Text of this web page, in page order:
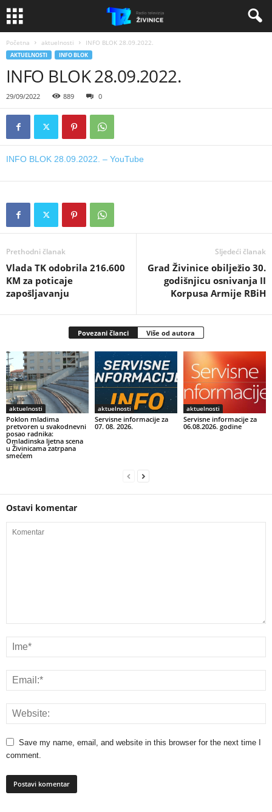
Početna aktuelnosti INFO BLOK 28.09.2022.
AKTUELNOSTI INFO BLOK
INFO BLOK 28.09.2022.
29/09/2022 889 0
INFO BLOK 28.09.2022. – YouTube
Prethodni članak
Vlada TK odobrila 216.600
KM za poticaje
zapošljavanju
Sljedeći članak
Grad Živinice obilježio 30.
godišnjicu osnivanja II
Korpusa Armije RBiH
Povezani članci Više od autora
aktuelnosti
Poklon mladima
pretvoren u svakodnevni
posao radnika:
Omladinska ljetna scena
u Živinicama zatrpana
smećem
aktuelnosti
Servisne informacije za
07. 08. 2026.
aktuelnosti
Servisne informacije za
06.08.2026. godine
Ostavi komentar
Save my name, email, and website in this browser for the next time I
comment.